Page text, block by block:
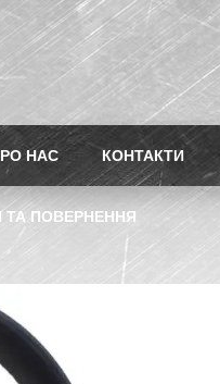
НАС КОНТАКТИ
ТА ПОВЕРНЕННЯ